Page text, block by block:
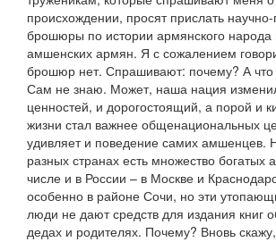
происхождении, просят прислать
брошюры по истории армянского
амшенских армян. Я с сожалением
брошюр нет. Спрашивают: почему? А что
Сам не знаю. Может, наша нация
ценностей, и дорогостоящий, а порой и
жизни стал важнее общенациональных
удивляет и поведение самих амшенцев.
разных странах есть множество богатых
числе и в России – в Москве и
особенно в районе Сочи, но эти
люди не дают средств для издания книг
дедах и родителях. Почему? Вновь